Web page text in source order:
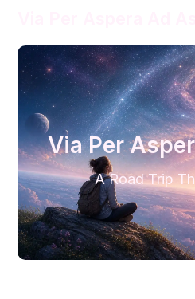
Via Per
A Road Trip